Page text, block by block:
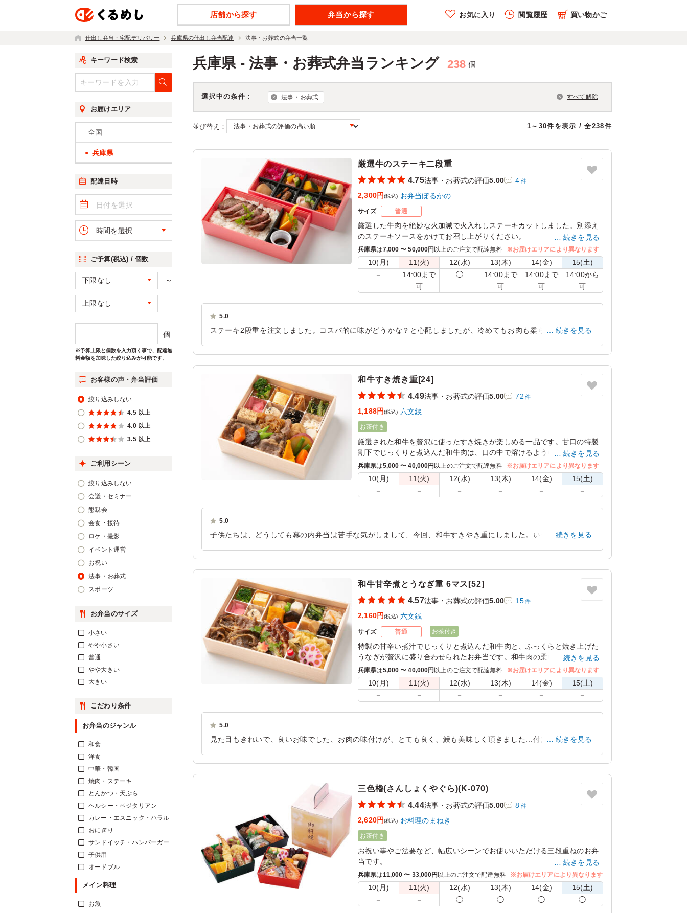
店舗から探す 弁当から探す お気に入り 閲覧履歴 買い物かご
仕出し弁当・宅配デリバリー 兵庫県の仕出し弁当配達 法事・お葬式の弁当一覧
兵庫県 - 法事・お葬式弁当ランキング 238 個
選択中の条件： 法事・お葬式 すべて解除
並び替え： 1～30件を表示 / 全238件
厳選牛のステーキ二段重
4.75法事・お葬式の評価5.00 4 件
2,300円(税込) お弁当ぼるかの
サイズ 普通
厳選した牛肉を絶妙な火加減で火入れしステーキカットしました。別添え
のステーキソースをかけてお召し上がりください。
美味しさはもちろん、見た目にもこだわったおもてなしの機会に最適な二
段重となっています。
続きを見る
兵庫県は7,000 〜 50,000円 以上のご注文で配達無料 ※お届けエリアにより異なります
10(月) 11(火) 12(水) 13(木) 14(金) 15(土)
－
14:00まで
可
◯
14:00まで
可
14:00まで
可
14:00から
可
5.0
ステーキ2段重を注文しました。コスパ的に味がどうかな？と心配しましたが、冷めてもお肉も柔らかくて本当に
続きを見る
和牛すき焼き重[24]
4.49法事・お葬式の評価5.00 72 件
1,188円(税込) 六文銭
お茶付き
厳選された和牛を贅沢に使ったすき焼きが楽しめる一品です。甘口の特製
割下でじっくりと煮込んだ和牛肉は、口の中で溶けるような柔らかさと深
い味わいが特徴です。
続きを見る
兵庫県は5,000 〜 40,000円 以上のご注文で配達無料 ※お届けエリアにより異なります
10(月) 11(火) 12(水) 13(木) 14(金) 15(土)
－ － － － － －
5.0
子供たちは、どうしても幕の内弁当は苦手な気がしまして、今回、和牛すきやき重にしました。いつもなら、苦手
続きを見る
和牛甘辛煮とうなぎ重 6マス[52]
4.57法事・お葬式の評価5.00 15件
2,160円(税込) 六文銭
サイズ 普通 お茶付き
特製の甘辛い煮汁でじっくりと煮込んだ和牛肉と、ふっくらと焼き上げた
うなぎが贅沢に盛り合わせられたお弁当です。和牛肉の柔らかさとうなぎ
の香ばしい風味が、口の中で絶妙に調和します。
続きを見る
兵庫県は5,000 〜 40,000円 以上のご注文で配達無料 ※お届けエリアにより異なります
10(月) 11(火) 12(水) 13(木) 14(金) 15(土)
－ － － － － －
5.0
見た目もきれいで、良いお味でした、お肉の味付けが、とても良く、鰻も美味しく頂きました...付け合わせのいろ
続きを見る
三色櫓(さんしょくやぐら)(K-070)
4.44法事・お葬式の評価5.00 8 件
2,620円(税込) お料理のまねき
お茶付き
お祝い事やご法要など、幅広いシーンでお使いいただける三段重ねのお弁
当です。
巻きずしや押しずし、いなり寿司、天ぷら、煮物、酢の物と和食の定番を
存分におたのしみください。
続きを見る
兵庫県は11,000 〜 33,000円 以上のご注文で配達無料 ※お届けエリアにより異なります
10(月) 11(火) 12(水) 13(木) 14(金) 15(土)
－ － ◯ ◯ ◯ ◯
キーワード検索
お届けエリア
全国
兵庫県
配達日時
時間を選択
ご予算(税込) / 個数
～
個
※予算上限と個数を入力頂く事で、配達無
料金額を加味した絞り込みが可能です。
お客様の声・弁当評価
絞り込みしない
4.5 以上
4.0 以上
3.5 以上
ご利用シーン
絞り込みしない
会議・セミナー
懇親会
会食・接待
ロケ・撮影
イベント運営
お祝い
法事・お葬式
スポーツ
お弁当のサイズ
小さい
やや小さい
普通
やや大きい
大きい
こだわり条件
お弁当のジャンル
和食
洋食
中華・韓国
焼肉・ステーキ
とんかつ・天ぷら
ヘルシー・ベジタリアン
カレー・エスニック・ハラル
おにぎり
サンドイッチ・ハンバーガー
子供用
オードブル
メイン料理
お魚